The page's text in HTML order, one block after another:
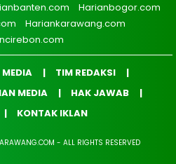
Harianbogor.com
Hariankarawang.com
TIM REDAKSI
MEDIA
HAK JAWAB
KONTAK IKLAN
- ALL RIGHTS RESERVED